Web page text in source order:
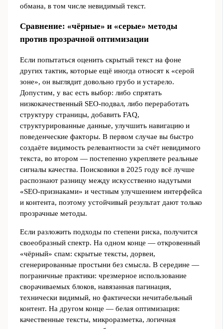
обмана, в том числе невидимый текст.
Сравнение: «чёрные» и «серые» методы
против прозрачной оптимизации
Если попытаться оценить скрытый текст на фоне
других тактик, которые ещё иногда относят к «серой
зоне», он выглядит довольно грубо и устарело.
Допустим, у вас есть выбор: либо спрятать
низкокачественный SEO-подвал, либо переработать
структуру страницы, добавить FAQ,
структурированные данные, улучшить навигацию и
поведенческие факторы. В первом случае вы быстро
создаёте видимость релевантности за счёт невидимого
текста, во втором ― постепенно укрепляете реальные
сигналы качества. Поисковики в 2025 году всё лучше
распознают разницу между искусственно надутыми
«SEO-признаками» и честным улучшением интерфейса
и контента, поэтому устойчивый результат дают только
прозрачные методы.
Если разложить подходы по степени риска, получится
своеобразный спектр. На одном конце — откровенный
«чёрный» спам: скрытые тексты, дорвеи,
сгенерированные простыни без смысла. В середине ―
пограничные практики: чрезмерное использование
сворачиваемых блоков, навязанная пагинация,
технически видимый, но фактически нечитабельный
контент. На другом конце — белая оптимизация:
качественные тексты, микроразметка, логичная